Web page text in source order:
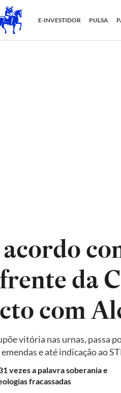
E-INVESTIDOR PULSA
da
com
vitória nas urnas, passa
e até indicação ao
vezes a palavra soberania e
fracassadas